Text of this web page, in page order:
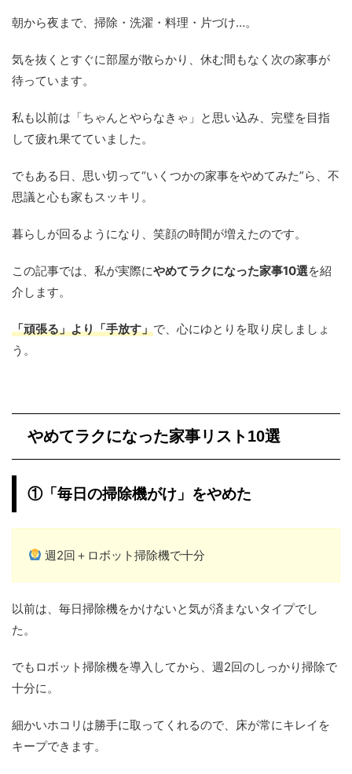
朝から夜まで、掃除・洗濯・料理・片づけ…。
気を抜くとすぐに部屋が散らかり、休む間もなく次の家事が
待っています。
私も以前は「ちゃんとやらなきゃ」と思い込み、完璧を目指
して疲れ果てていました。
でもある日、思い切って“いくつかの家事をやめてみた”ら、不
思議と心も家もスッキリ。
暮らしが回るようになり、笑顔の時間が増えたのです。
この記事では、私が実際にやめてラクになった家事10選を紹
介します。
「頑張る」より「手放す」で、心にゆとりを取り戻しましょ
う。
やめてラクになった家事リスト10選
①「毎日の掃除機がけ」をやめた
週2回＋ロボット掃除機で十分
以前は、毎日掃除機をかけないと気が済まないタイプでし
た。
でもロボット掃除機を導入してから、週2回のしっかり掃除で
十分に。
細かいホコリは勝手に取ってくれるので、床が常にキレイを
キープできます。